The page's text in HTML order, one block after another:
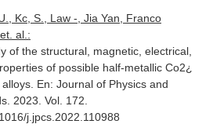
Kc, S., Law -, Jia Yan, Franco
al.:
of the structural, magnetic, electrical,
of possible half-metallic Co2¿
En: Journal of Physics and
. 2023. Vol. 172.
j.jpcs.2022.110988